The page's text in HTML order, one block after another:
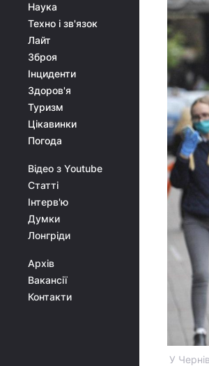
Наука
Техно і зв'язок
Лайт
Зброя
Інциденти
Здоров'я
Туризм
Цікавинки
Погода
Відео з Youtube
Статті
Інтерв'ю
Думки
Лонгріди
Архів
Вакансії
Контакти
У